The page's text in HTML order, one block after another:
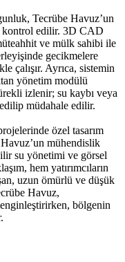
Tecrübe Havuz’un
kontrol edilir. 3D CAD
ve mülk sahibi ile
gecikmelere
çalışır. Ayrıca, sistemin
yönetim modülü
izlenir; su kaybı veya
müdahale edilir.
özel tasarım
mühendislik
su yönetimi ve görsel
hem yatırımcıların
uzun ömürlü ve düşük
Havuz,
bölgenin